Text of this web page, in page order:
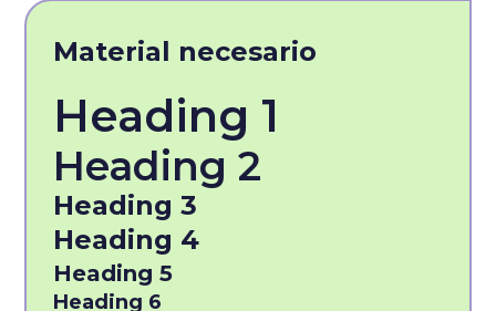
Material necesario
Heading 1
Heading 2
Heading 3
Heading 4
Heading 5
Heading 6